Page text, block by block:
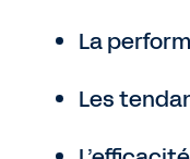
La
Les